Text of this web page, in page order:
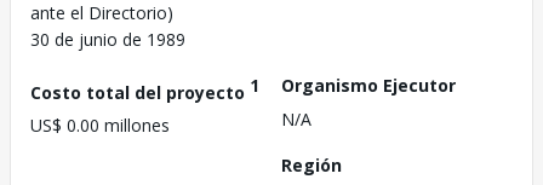
ante el Directorio)
30 de junio de 1989
Costo total del proyecto 1
US$ 0.00 millones
Organismo Ejecutor
N/A
Región